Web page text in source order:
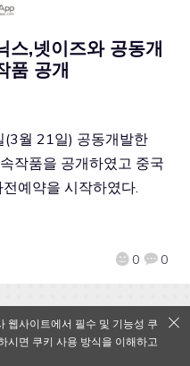
스,넷이즈와 공동개
품 공개
0 0
(3월 21일) 공동개발한
작품을 공개하였고 중국
예약을 시작하였다.
© 2026
웹사이트에서 필수 및 기능성 쿠
시면 쿠키 사용 방식을 이해하고